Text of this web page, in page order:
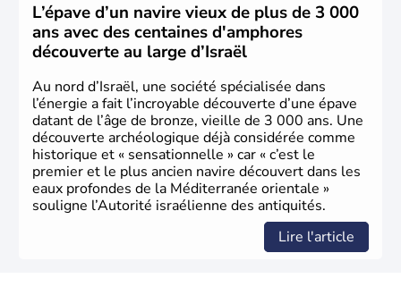
L’épave d’un navire vieux de plus de 3 000
ans avec des centaines d'amphores
découverte au large d’Israël
Au nord d’Israël, une société spécialisée dans
l’énergie a fait l’incroyable découverte d’une épave
datant de l’âge de bronze, vieille de 3 000 ans. Une
découverte archéologique déjà considérée comme
historique et « sensationnelle » car « c’est le
premier et le plus ancien navire découvert dans les
eaux profondes de la Méditerranée orientale »
souligne l’Autorité israélienne des antiquités.
Lire l'article